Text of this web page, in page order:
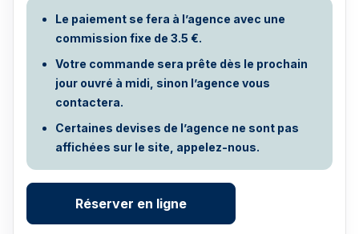
Le paiement se fera à l’agence avec une
commission fixe de 3.5 €.
Votre commande sera prête dès le prochain
jour ouvré à midi, sinon l’agence vous
contactera.
Certaines devises de l’agence ne sont pas
affichées sur le site, appelez-nous.
Réserver en ligne